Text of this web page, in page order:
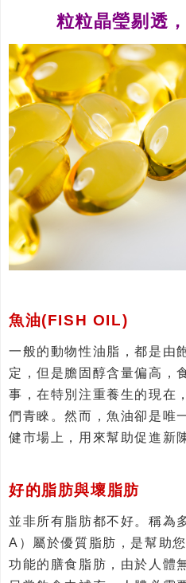
粒粒晶瑩剔透
魚油(FISH OIL)
一般的動物性油脂，都是由
定，但是膽固醇含量偏高，
事，在特別注重養生的現在
們青睞。然而，魚油卻是唯
健市場上，用來幫助促進新
好的脂肪與壞脂肪
並非所有脂肪都不好。稱為
A）屬於優質脂肪，是幫助
功能的膳食脂肪，由於人體